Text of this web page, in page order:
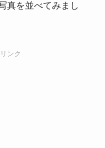
真を並べてみまし
ンク